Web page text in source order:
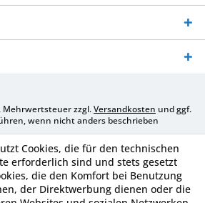
Mehrwertsteuer zzgl.Versandkosten und ggf.
wenn nicht anders beschrieben
Cookies, die für den technischen
erforderlich sind und stets gesetzt
die den Komfort bei Benutzung
der Direktwerbung dienen oder die